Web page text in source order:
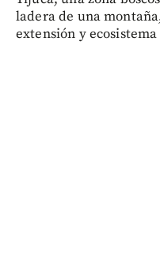
ladera de una
extensión y